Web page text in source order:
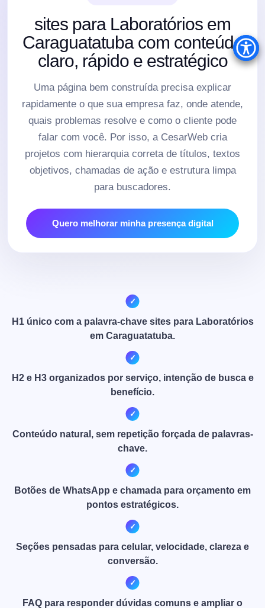
sites para Laboratórios em
Caraguatatuba com conteúdo
claro, rápido e estratégico
Uma página bem construída precisa explicar
rapidamente o que sua empresa faz, onde atende,
quais problemas resolve e como o cliente pode
falar com você. Por isso, a CesarWeb cria
projetos com hierarquia correta de títulos, textos
objetivos, chamadas de ação e estrutura limpa
para buscadores.
Quero melhorar minha presença digital
H1 único com a palavra-chave sites para Laboratórios
em Caraguatatuba.
H2 e H3 organizados por serviço, intenção de busca e
benefício.
Conteúdo natural, sem repetição forçada de palavras-
chave.
Botões de WhatsApp e chamada para orçamento em
pontos estratégicos.
Seções pensadas para celular, velocidade, clareza e
conversão.
FAQ para responder dúvidas comuns e ampliar o